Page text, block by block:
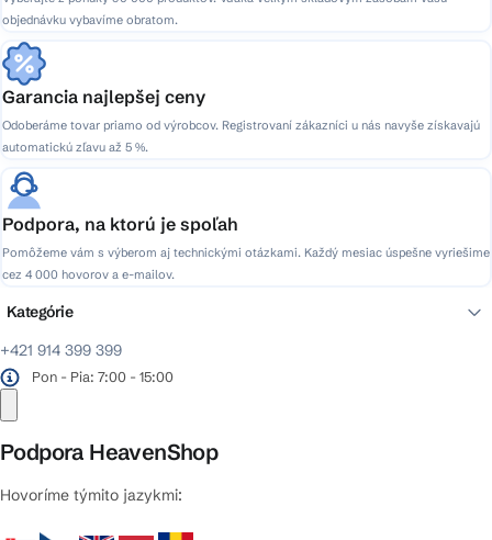
objednávku vybavíme obratom.
Garancia najlepšej ceny
Odoberáme tovar priamo od výrobcov. Registrovaní zákazníci u nás navyše získavajú
automatickú zľavu až 5 %.
Podpora, na ktorú je spoľah
Pomôžeme vám s výberom aj technickými otázkami. Každý mesiac úspešne vyriešime
cez 4 000 hovorov a e-mailov.
+421 914 399 399
Pon - Pia: 7:00 - 15:00
Podpora HeavenShop
Hovoríme týmito jazykmi:
Kategórie